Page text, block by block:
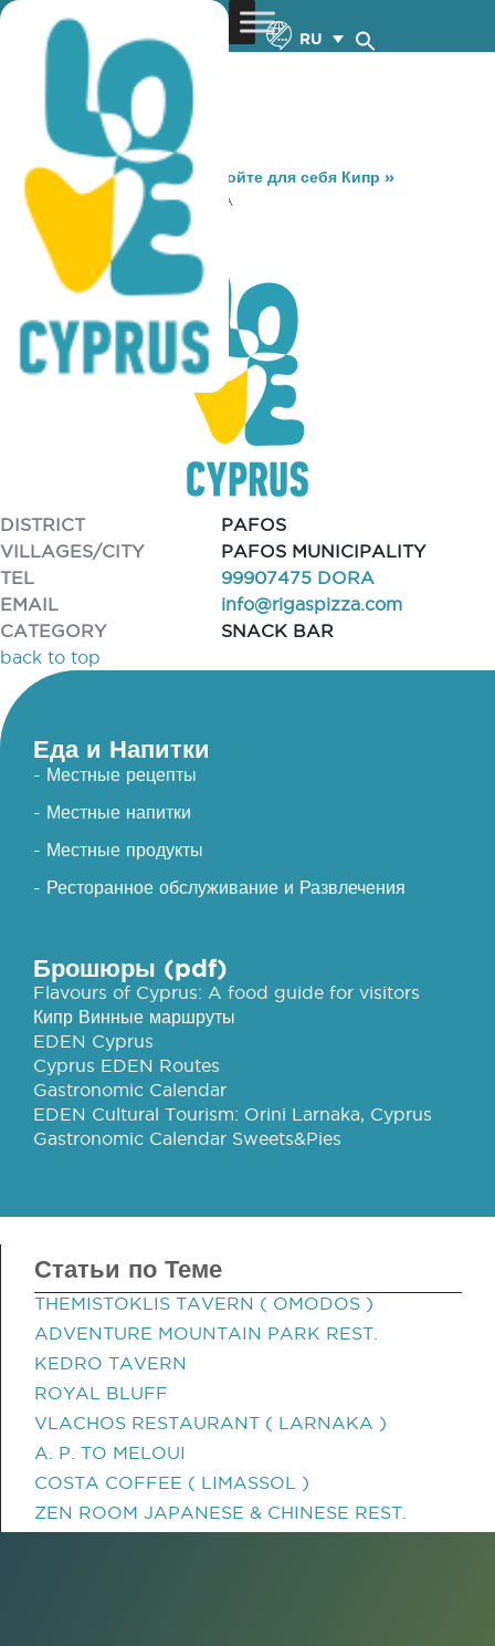
RU
You are here: Home »Откройте для себя Кипр »
Gastronomy
» RIGAS PIZZA
RIGAS PIZZA
DISTRICT
PAFOS
VILLAGES/CITY
PAFOS MUNICIPALITY
TEL
99907475 DORA
EMAIL
info@rigaspizza.com
CATEGORY
SNACK BAR
back to top
Еда и Напитки
- Местные рецепты
- Местные напитки
- Местные продукты
- Ресторанное обслуживание и Развлечения
Брошюры (pdf)
Flavours of Cyprus: A food guide for visitors
Кипр Винные маршруты
EDEN Cyprus
Cyprus EDEN Routes
Gastronomic Calendar
EDEN Cultural Tourism: Orini Larnaka, Cyprus
Gastronomic Calendar Sweets&Pies
Статьи по Теме
THEMISTOKLIS TAVERN ( OMODOS )
ADVENTURE MOUNTAIN PARK REST.
KEDRO TAVERN
ROYAL BLUFF
VLACHOS RESTAURANT ( LARNAKA )
A. P. TO MELOUI
COSTA COFFEE ( LIMASSOL )
ZEN ROOM JAPANESE & CHINESE REST.